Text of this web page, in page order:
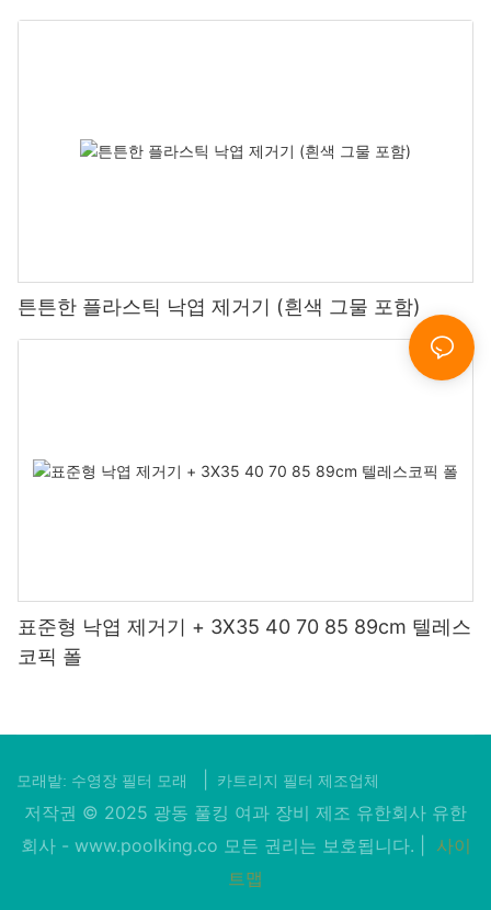
튼튼한 플라스틱 낙엽 제거기 (흰색 그물 포함)
표준형 낙엽 제거기 + 3X35 40 70 85 89cm 텔레스
코픽 폴
모래밭: 수영장 필터 모래 카트리지 필터 제조업체
저작권 © 2025 광동 풀킹 여과 장비 제조 유한회사 유한
회사 - www.poolking.co 모든 권리는 보호됩니다. |
사이
트맵